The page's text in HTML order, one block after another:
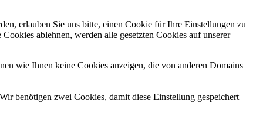
erlauben Sie uns bitte, einen Cookie für Ihre Einstellungen zu
ablehnen, werden alle gesetzten Cookies auf unserer
wie Ihnen keine Cookies anzeigen, die von anderen Domains
benötigen zwei Cookies, damit diese Einstellung gespeichert